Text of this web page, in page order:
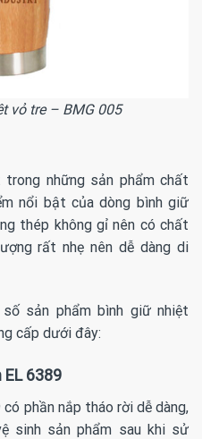
vỏ tre – BMG 005
những sản phẩm chất
nổi bật của dòng bình giữ
thép không gỉ nên có chất
rất nhẹ nên dễ dàng di
sản phẩm bình giữ nhiệt
cấp dưới đây:
6389
phần nắp tháo rời dễ dàng,
sinh sản phẩm sau khi sử